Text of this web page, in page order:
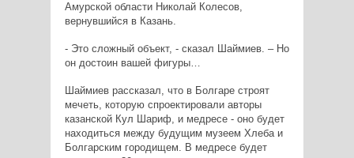
Амурской области Николай Колесов,
вернувшийся в Казань.
- Это сложный объект, - сказал Шаймиев. – Но
он достоин вашей фигуры…
Шаймиев рассказал, что в Болгаре строят
мечеть, которую спроектировали авторы
казанской Кул Шариф, и медресе - оно будет
находиться между будущим музеем Хлеба и
Болгарским городищем. В медресе будет